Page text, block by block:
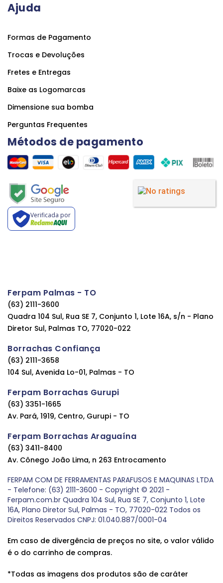
Ajuda
Formas de Pagamento
Trocas e Devoluções
Fretes e Entregas
Baixe as Logomarcas
Dimensione sua bomba
Perguntas Frequentes
Métodos de pagamento
Verificada por
Ferpam Palmas - TO
(63) 2111-3600
Quadra 104 Sul, Rua SE 7, Conjunto 1, Lote 16A, s/n - Plano
Diretor Sul, Palmas TO, 77020-022
Borrachas Confiança
(63) 2111-3658
104 Sul, Avenida Lo-01, Palmas - TO
Ferpam Borrachas Gurupi
(63) 3351-1665
Av. Pará, 1919, Centro, Gurupi - TO
Ferpam Borrachas Araguaína
(63) 3411-8400
Av. Cônego João Lima, n 263 Entrocamento
FERPAM COM DE FERRAMENTAS PARAFUSOS E MAQUINAS LTDA
- Telefone: (63) 2111-3600 - Copyright © 2021 -
Ferpam.com.br Quadra 104 Sul, Rua SE 7, Conjunto 1, Lote
16A, Plano Diretor Sul, Palmas - TO, 77020-022 Todos os
Direitos Reservados CNPJ: 01.040.887/0001-04
Em caso de divergência de preços no site, o valor válido
é o do carrinho de compras.
*Todas as imagens dos produtos são de caráter